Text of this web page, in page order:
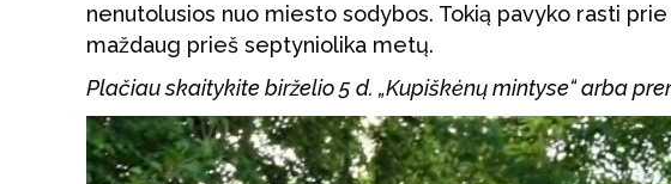
nenutolusios nuo miesto sodybos. Tokią pavyko rasti
maždaug prieš septyniolika metų.
Plačiau skaitykite birželio 5 d. „Kupiškėnų mintyse“ arba